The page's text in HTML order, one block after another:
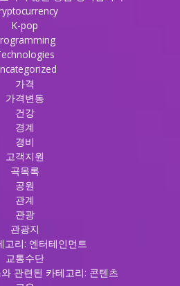
K-pop
가격
가격변동
건강
경계
경비
고객지원
곡목록
공원
관계
관광
관광지
고리: 엔터테인먼트
교통수단
관련된 카테고리: 콘텐츠